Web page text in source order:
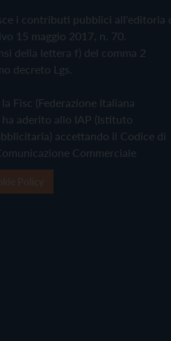
i contributi pubblici all'editoria
15 maggio 2017, n. 70.
della lettera f) del comma 2
decreto Lgs.
Fisc (Federazione Italiana
aderito allo IAP (Istituto
accettando il Codice di
Commerciale